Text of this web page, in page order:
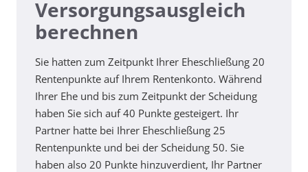
Versorgungsausgleich
berechnen
Sie hatten zum Zeitpunkt Ihrer Eheschließung 20
Rentenpunkte auf Ihrem Rentenkonto. Während
Ihrer Ehe und bis zum Zeitpunkt der Scheidung
haben Sie sich auf 40 Punkte gesteigert. Ihr
Partner hatte bei Ihrer Eheschließung 25
Rentenpunkte und bei der Scheidung 50. Sie
haben also 20 Punkte hinzuverdient, Ihr Partner